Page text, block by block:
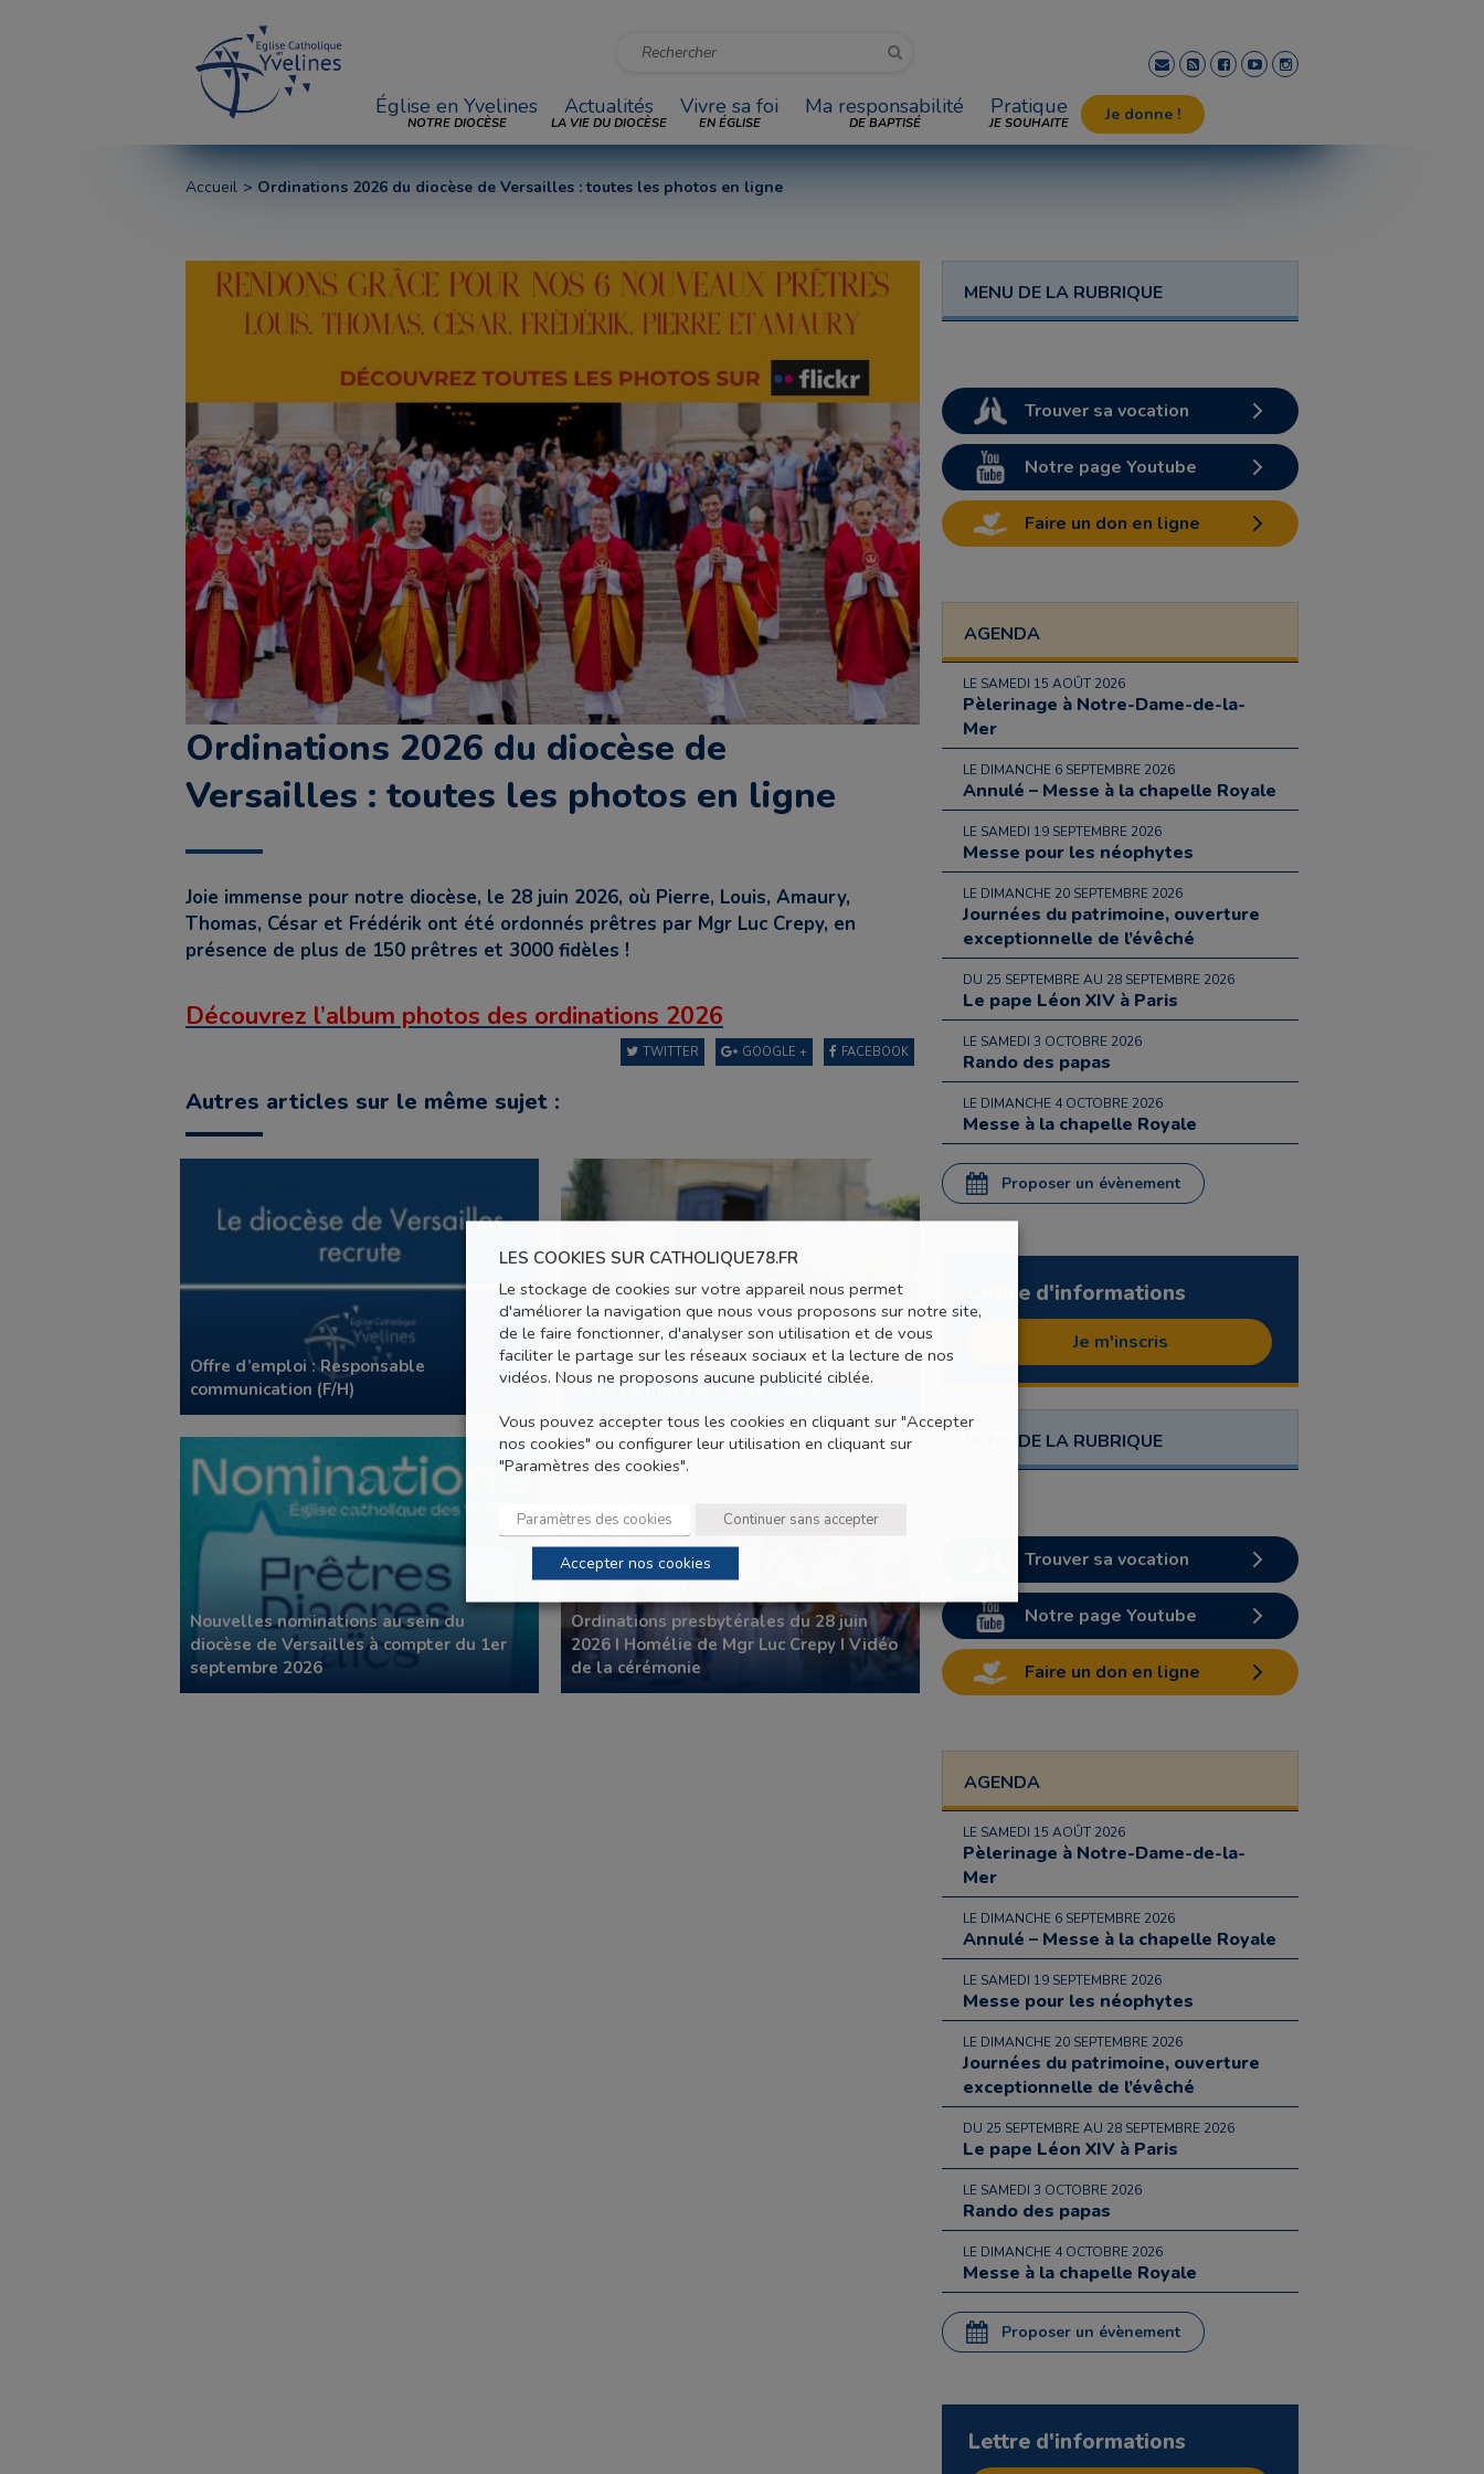
Église en Yvelines
NOTRE DIOCÈSE
Actualités
LA VIE DU DIOCÈSE
Vivre sa foi
EN ÉGLISE
Ma responsabilité
DE BAPTISÉ
Pratique
JE SOUHAITE Je donne !
Accueil Ordinations 2026 du diocèse de Versailles : toutes les photos en ligne
Ordinations 2026 du diocèse de
Versailles : toutes les photos en ligne
Joie immense pour notre diocèse, le 28 juin 2026, où Pierre, Louis, Amaury,
Thomas, César et Frédérik ont été ordonnés prêtres par Mgr Luc Crepy, en
présence de plus de 150 prêtres et 3000 fidèles !
Découvrez l’album photos des ordinations 2026
FACEBOOK
GOOGLE +
TWITTER
Autres articles sur le même sujet :
Offre d’emploi : Responsable
communication (F/H)
Retour sur la journée de retraite des
adultes handicapés sur le thème “Tu as
du prix à mes yeux et je t’aime”
Nouvelles nominations au sein du
diocèse de Versailles à compter du 1er
septembre 2026
Ordinations presbytérales du 28 juin
2026 I Homélie de Mgr Luc Crepy I Vidéo
de la cérémonie
MENU DE LA RUBRIQUE
Trouver sa vocation
Notre page Youtube
Faire un don en ligne
AGENDA
LE SAMEDI 15 AOÛT 2026
Pèlerinage à Notre-Dame-de-la-
Mer
LE DIMANCHE 6 SEPTEMBRE 2026
Annulé – Messe à la chapelle Royale
LE SAMEDI 19 SEPTEMBRE 2026
Messe pour les néophytes
LE DIMANCHE 20 SEPTEMBRE 2026
Journées du patrimoine, ouverture
exceptionnelle de l’évêché
DU 25 SEPTEMBRE AU 28 SEPTEMBRE 2026
Le pape Léon XIV à Paris
LE SAMEDI 3 OCTOBRE 2026
Rando des papas
LE DIMANCHE 4 OCTOBRE 2026
Messe à la chapelle Royale
Proposer un évènement
Lettre d'informations
Je m'inscris
MENU DE LA RUBRIQUE
Trouver sa vocation
Notre page Youtube
Faire un don en ligne
AGENDA
LE SAMEDI 15 AOÛT 2026
Pèlerinage à Notre-Dame-de-la-
Mer
LE DIMANCHE 6 SEPTEMBRE 2026
Annulé – Messe à la chapelle Royale
LE SAMEDI 19 SEPTEMBRE 2026
Messe pour les néophytes
LE DIMANCHE 20 SEPTEMBRE 2026
Journées du patrimoine, ouverture
exceptionnelle de l’évêché
DU 25 SEPTEMBRE AU 28 SEPTEMBRE 2026
Le pape Léon XIV à Paris
LE SAMEDI 3 OCTOBRE 2026
Rando des papas
LE DIMANCHE 4 OCTOBRE 2026
Messe à la chapelle Royale
Proposer un évènement
Lettre d'informations
LES COOKIES SUR CATHOLIQUE78.FR
Le stockage de cookies sur votre appareil nous permet
d'améliorer la navigation que nous vous proposons sur notre site,
de le faire fonctionner, d'analyser son utilisation et de vous
faciliter le partage sur les réseaux sociaux et la lecture de nos
vidéos. Nous ne proposons aucune publicité ciblée.
Vous pouvez accepter tous les cookies en cliquant sur "Accepter
nos cookies" ou configurer leur utilisation en cliquant sur
"Paramètres des cookies".
Paramètres des cookies Continuer sans accepter
Accepter nos cookies